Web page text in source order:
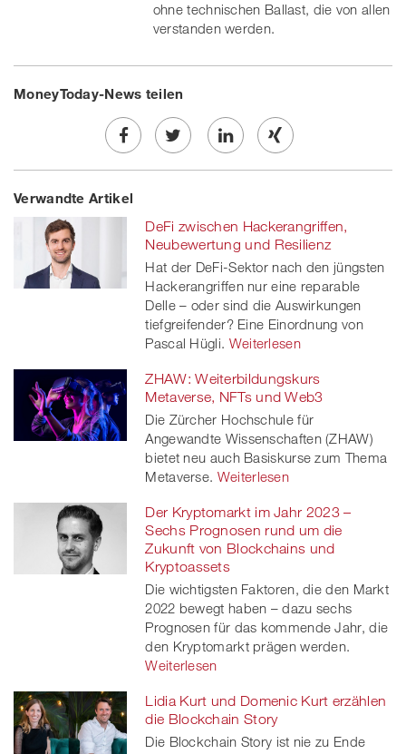
ohne technischen Ballast, die von allen
verstanden werden.
MoneyToday-News teilen
Share
on
Facebook
Twe
on
twitt
er
Share
linkedin
Share
Xing
Verwandte Artikel
DeFi zwischen Hackerangriffen,
Neubewertung und Resilienz
Hat der DeFi-Sektor nach den jüngsten
Hackerangriffen nur eine reparable
Delle – oder sind die Auswirkungen
tiefgreifender? Eine Einordnung von
Pascal Hügli. Weiterlesen
ZHAW: Weiterbildungskurs
Metaverse, NFTs und Web3
Die Zürcher Hochschule für
Angewandte Wissenschaften (ZHAW)
bietet neu auch Basiskurse zum Thema
Metaverse. Weiterlesen
Der Kryptomarkt im Jahr 2023 –
Sechs Prognosen rund um die
Zukunft von Blockchains und
Kryptoassets
Die wichtigsten Faktoren, die den Markt
2022 bewegt haben – dazu sechs
Prognosen für das kommende Jahr, die
den Kryptomarkt prägen werden.
Weiterlesen
Lidia Kurt und Domenic Kurt erzählen
die Blockchain Story
Die Blockchain Story ist nie zu Ende